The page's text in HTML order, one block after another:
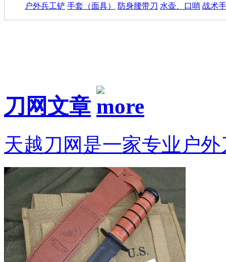
户外兵工铲 手套（面具） 防身腰带刀 水壶、口哨 战术
刀网文章
天越刀网是一家专业户